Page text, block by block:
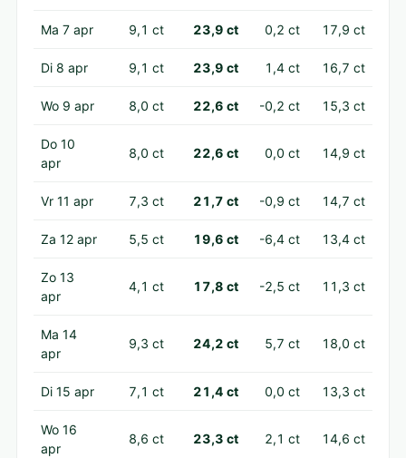
Ma 7 apr 9,1 ct 23,9 ct 0,2 ct 17,9 ct
Di 8 apr 9,1 ct 23,9 ct 1,4 ct 16,7 ct
Wo 9 apr 8,0 ct 22,6 ct -0,2 ct 15,3 ct
Do 10
apr
8,0 ct 22,6 ct 0,0 ct 14,9 ct
Vr 11 apr 7,3 ct 21,7 ct -0,9 ct 14,7 ct
Za 12 apr 5,5 ct 19,6 ct -6,4 ct 13,4 ct
Zo 13
apr
4,1 ct 17,8 ct -2,5 ct 11,3 ct
Ma 14
apr
9,3 ct 24,2 ct 5,7 ct 18,0 ct
Di 15 apr 7,1 ct 21,4 ct 0,0 ct 13,3 ct
Wo 16
apr
8,6 ct 23,3 ct 2,1 ct 14,6 ct